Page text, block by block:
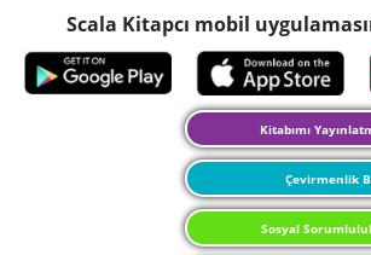
Scala Kitapcı mobil
Kitabımı
Çevirmenlik
Sosyal